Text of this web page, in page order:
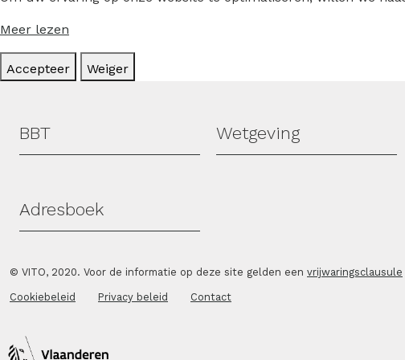
Meer lezen
Accepteer Weiger
Hoofdmenu
BBT Wetgeving
Adresboek
© VITO, 2020. Voor de informatie op deze site gelden een vrijwaringsclausule
Cookiebeleid Privacy beleid Contact